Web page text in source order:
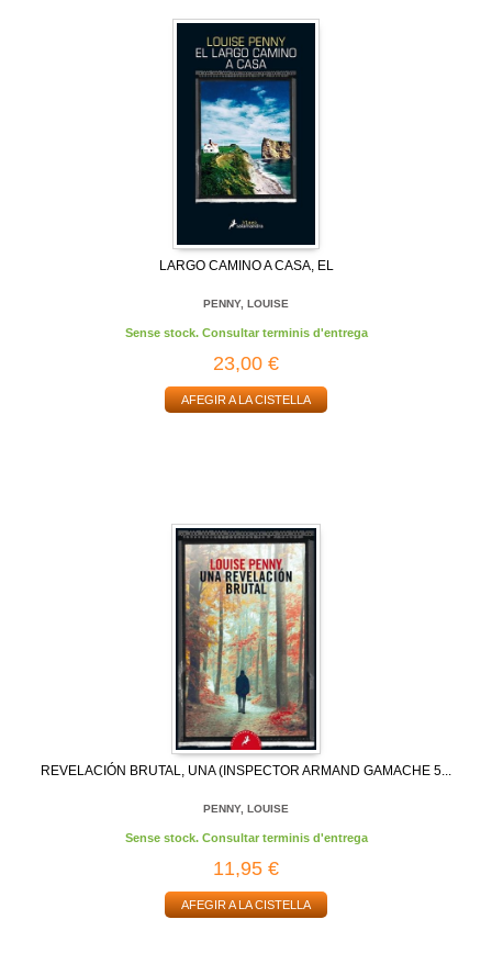
LARGO CAMINO A CASA, EL
PENNY, LOUISE
Sense stock. Consultar terminis d'entrega
23,00 €
AFEGIR A LA CISTELLA
REVELACIÓN BRUTAL, UNA (INSPECTOR ARMAND GAMACHE 5...
PENNY, LOUISE
Sense stock. Consultar terminis d'entrega
11,95 €
AFEGIR A LA CISTELLA